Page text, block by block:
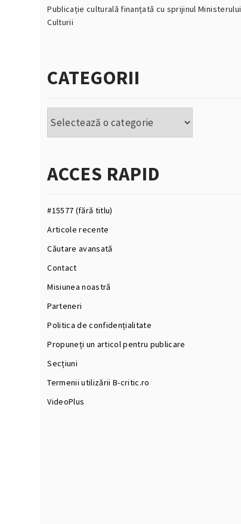
Publicație culturală finanțată cu sprijinul Ministerului
Culturii
CATEGORII
ACCES RAPID
#15577 (fără titlu)
Articole recente
Căutare avansată
Contact
Misiunea noastră
Parteneri
Politica de confidențialitate
Propuneți un articol pentru publicare
Secțiuni
Termenii utilizării B-critic.ro
VideoPlus